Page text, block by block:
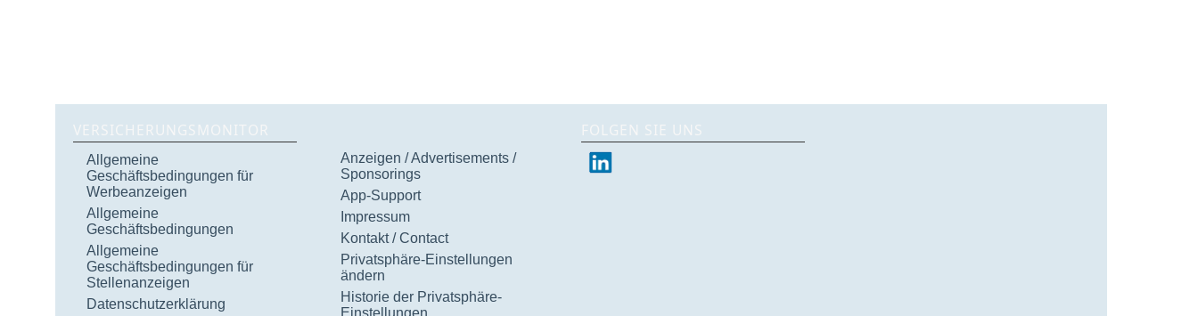
VERSICHERUNGSMONITOR
Allgemeine
Geschäftsbedingungen für
Werbeanzeigen
Allgemeine
Geschäftsbedingungen
Allgemeine
Geschäftsbedingungen für
Stellenanzeigen
Datenschutzerklärung
Anzeigen / Advertisements /
Sponsorings
App-Support
Impressum
Kontakt / Contact
Privatsphäre-Einstellungen
ändern
Historie der Privatsphäre-
Einstellungen
FOLGEN SIE UNS